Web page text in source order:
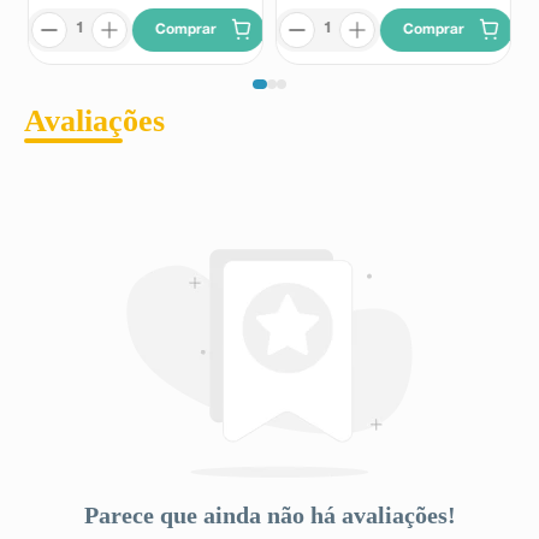
Comprar Comprar
Avaliações
Parece que ainda não há avaliações!